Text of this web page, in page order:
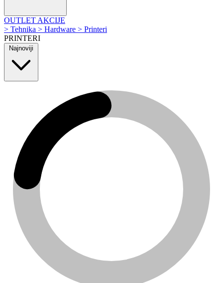
OUTLET AKCIJE
> Tehnika > Hardware > Printeri
PRINTERI
Najnoviji